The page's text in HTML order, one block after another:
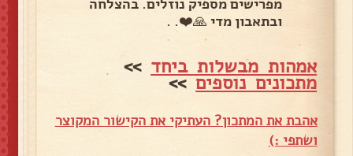
מפרישים מספיק נוזלים. בהצלחה
ובתאבון מדי 🙏❤️. .
אמהות מבשלות ביחד >>
מתכונים נוספים>>
אהבת את המתכון? העתיקי את הקישור המקוצר
ושתפי :)